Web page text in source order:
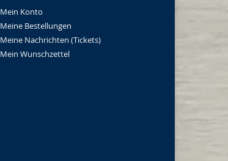
Mein Konto
Meine Bestellungen
Meine Nachrichten (Tickets)
Mein Wunschzettel